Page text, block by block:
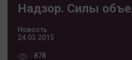
Надзор. Силы
Новость
24.03.2015
878